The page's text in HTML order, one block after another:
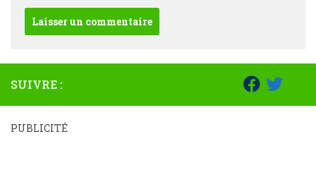
SUIVRE :
PUBLICITÉ